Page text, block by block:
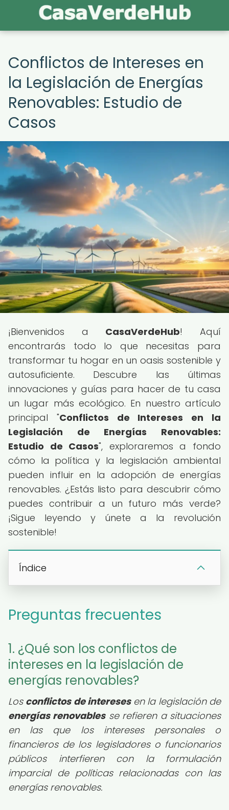
Conflictos de Intereses en
la Legislación de Energías
Renovables: Estudio de
Casos
¡Bienvenidos a CasaVerdeHub! Aquí
encontrarás todo lo que necesitas para
transformar tu hogar en un oasis sostenible y
autosuficiente. Descubre las últimas
innovaciones y guías para hacer de tu casa
un lugar más ecológico. En nuestro artículo
principal "Conflictos de Intereses en la
Legislación de Energías Renovables:
Estudio de Casos", exploraremos a fondo
cómo la política y la legislación ambiental
pueden influir en la adopción de energías
renovables. ¿Estás listo para descubrir cómo
puedes contribuir a un futuro más verde?
¡Sigue leyendo y únete a la revolución
sostenible!
Índice
Preguntas frecuentes
1. ¿Qué son los conflictos de
intereses en la legislación de
energías renovables?
Los conflictos de interesesen la legislación de
energías renovablesse refieren a situaciones
en las que los intereses personales o
financieros de los legisladores o funcionarios
públicos interfieren con la formulación
imparcial de políticas relacionadas con las
energías renovables.